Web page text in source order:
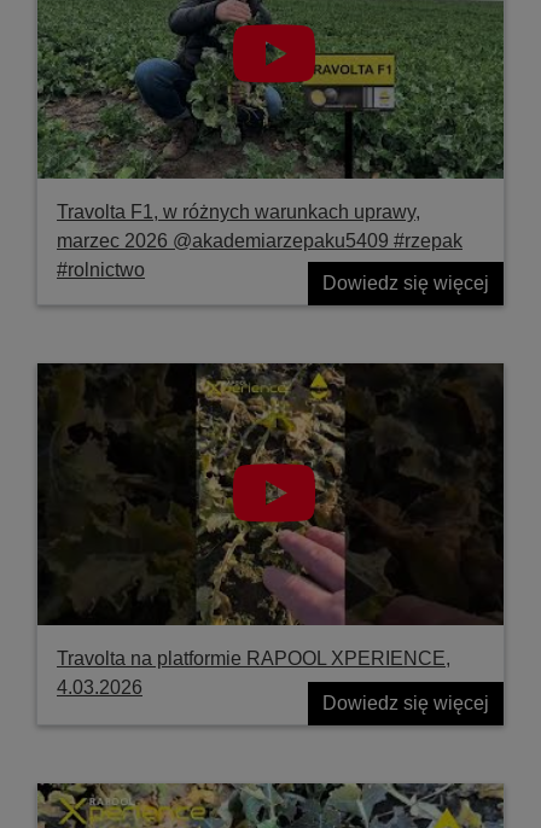
Travolta F1, w różnych warunkach uprawy,
marzec 2026 @akademiarzepaku5409 #rzepak
#rolnictwo
Dowiedz się więcej
Travolta na platformie RAPOOL XPERIENCE,
4.03.2026
Dowiedz się więcej